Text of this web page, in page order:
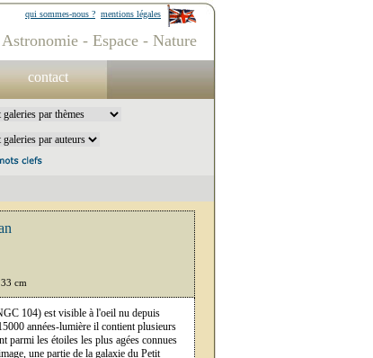
mentions légales
qui sommes-nous ?
- Espace - Nature
contact
cm
104) est visible à l'oeil nu depuis
années-lumière il contient plusieurs
parmi les étoiles les plus agées connues
une partie de la galaxie du Petit